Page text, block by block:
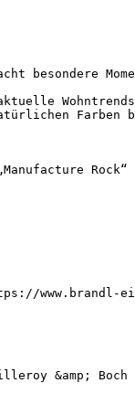
besondere
Farben
www.brandl-
&amp;